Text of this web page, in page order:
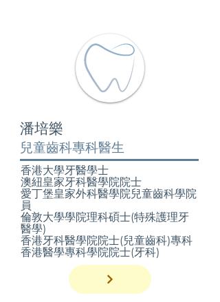
潘培樂
兒童齒科專科醫生
香港大學牙醫學士
澳紐皇家牙科醫學院院士
愛丁堡皇家外科醫學院兒童齒科學院
員
倫敦大學學院理科碩士(特殊護理牙
醫學)
香港牙科醫學院院士(兒童齒科)專科
香港醫學專科學院院士(牙科)